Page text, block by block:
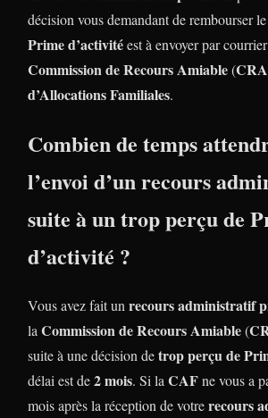
décision vous demandant de rembourser le
Prime d’activitéest à envoyer par
Commission de Recours Amiable(CRA
d’Allocations Familiales.
Combien de temps
l’envoi d’un recours
suite à un trop perçude
d’activité ?
Vous avez fait un recours administratif
la Commission de Recours Amiable(
suite à une décision detrop perçu de
délai est de2 mois. Si la CAFne vous a
mois après la réception de votrerecours